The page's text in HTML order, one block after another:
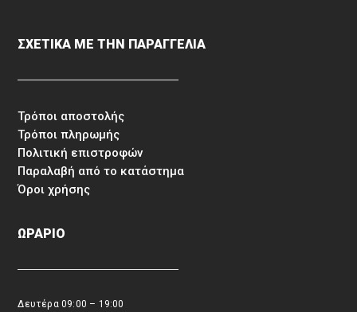
ΣΧΕΤΙΚΑ ΜΕ ΤΗΝ ΠΑΡΑΓΓΕΛΙΑ
Τρόποι αποστολής
Τρόποι πληρωμής
Πολιτική επιστροφών
Παραλαβή από το κατάστημα
Όροι χρήσης
ΩΡΑΡΙΟ
Δευτέρα 09:00 – 19:00